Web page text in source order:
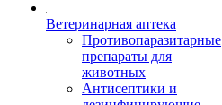
Ветеринарная аптека
Противопаразитарные
препараты для
животных
Антисептики и